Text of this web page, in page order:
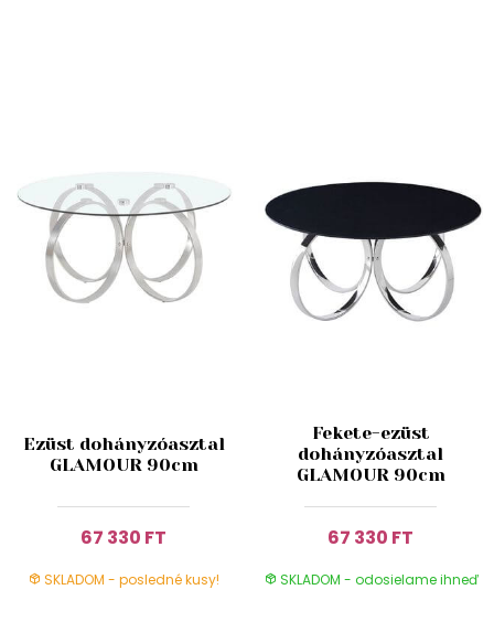
Ezüst dohányzóasztal
GLAMOUR 90cm
67 330 FT
SKLADOM - posledné kusy!
Fekete-ezüst
dohányzóasztal
GLAMOUR 90cm
67 330 FT
SKLADOM - odosielame ihneď